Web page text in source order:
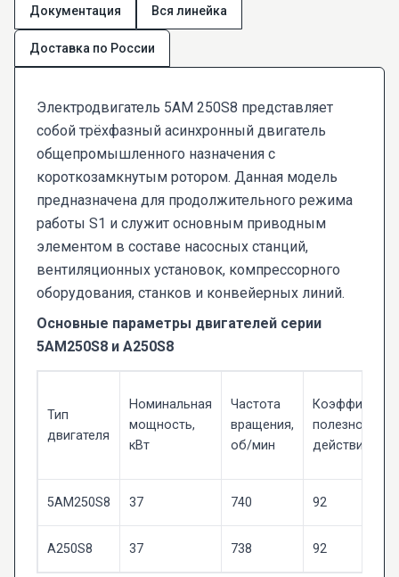
Документация Вся линейка
Доставка по России
Электродвигатель 5AM 250S8 представляет
собой трёхфазный асинхронный двигатель
общепромышленного назначения с
короткозамкнутым ротором. Данная модель
предназначена для продолжительного режима
работы S1 и служит основным приводным
элементом в составе насосных станций,
вентиляционных установок, компрессорного
оборудования, станков и конвейерных линий.
Основные параметры двигателей серии
5AM250S8 и A250S8
Тип
двигателя
Номинальная
мощность,
кВт
Частота
вращения,
об/мин
Коэффициент
полезного
действия, %
5AM250S8 37 740 92
A250S8 37 738 92